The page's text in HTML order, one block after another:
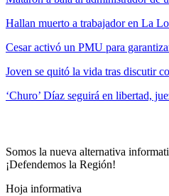
Hallan muerto a trabajador en La
Cesar activó un PMU para
Joven se quitó la vida tras discutir
‘Churo’ Díaz seguirá en libertad,
Somos la nueva alternativa
¡Defendemos la Región!
Hoja informativa